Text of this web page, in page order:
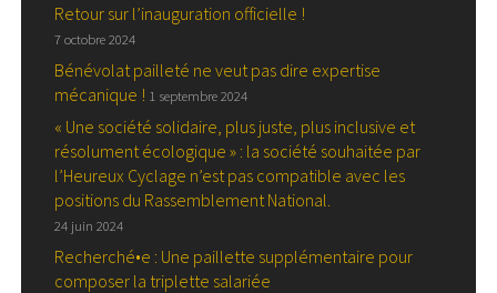
Retour sur l’inauguration officielle !
7 octobre 2024
Bénévolat pailleté ne veut pas dire expertise
mécanique ! 1 septembre 2024
« Une société solidaire, plus juste, plus inclusive et
résolument écologique » : la société souhaitée par
l’Heureux Cyclage n’est pas compatible avec les
positions du Rassemblement National.
24 juin 2024
Recherché•e : Une paillette supplémentaire pour
composer la triplette salariée